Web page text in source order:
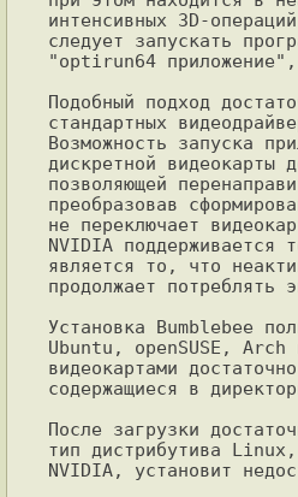
интенсивных 3D-
следует запускать
"optirun64
Подобный подход
стандартных
Возможность запуска
дискретной видеокарты
позволяющей
преобразовав
не переключает
NVIDIA поддерживается
является то, что
продолжает потреблять
Установка Bumblebee
Ubuntu, openSUSE,
видеокартами
содержащиеся в
После загрузки
тип дистрибутива